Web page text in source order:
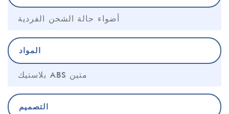
أضواء حالة الشحن الفردية
المواد
بلاستيك ABS متين
التصميم